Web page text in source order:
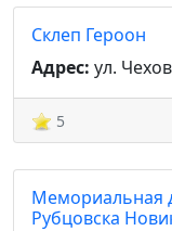
Склеп Героон
Адрес: ул.
5
Мемориальная
Рубцовска